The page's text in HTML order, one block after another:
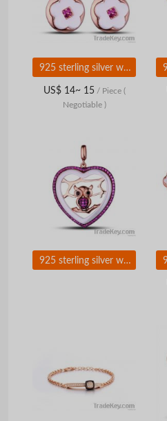
925 sterling silver with ceramic earring
US$ 14~ 15/ Piece (
Negotiable )
925 sterling silver with ceramic pendants